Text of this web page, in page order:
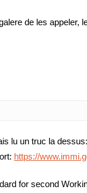
de les appeler,
lu un truc la dessus:
https://
for second